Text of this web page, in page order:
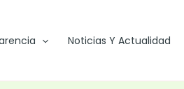
Noticias Y Actualidad